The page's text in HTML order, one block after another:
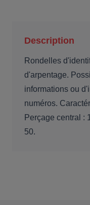
Description
Rondelles
d'arpentage.
informations ou
numéros.
Perçage central :
50.